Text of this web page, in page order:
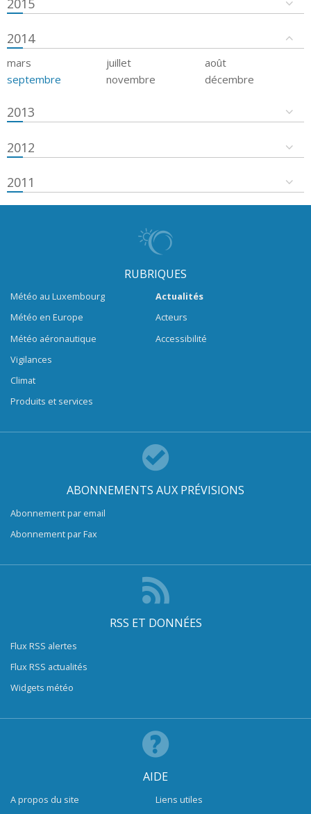
2015
2014
mars juillet
août
septembre
novembre décembre
2013
2012
2011
RUBRIQUES
Météo au Luxembourg
Météo en Europe
Météo aéronautique
Vigilances
Climat
Produits et services
Actualités
Acteurs
Accessibilité
ABONNEMENTS AUX PRÉVISIONS
Abonnement par email
Abonnement par Fax
RSS ET DONNÉES
Flux RSS alertes
Flux RSS actualités
Widgets météo
AIDE
A propos du site
Liens utiles